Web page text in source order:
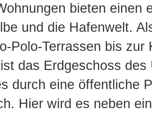
bieten einen
und die Hafenwelt.
Polo-Terrassen bis zur
das Erdgeschoss des
durch eine öffentliche
Hier wird es neben